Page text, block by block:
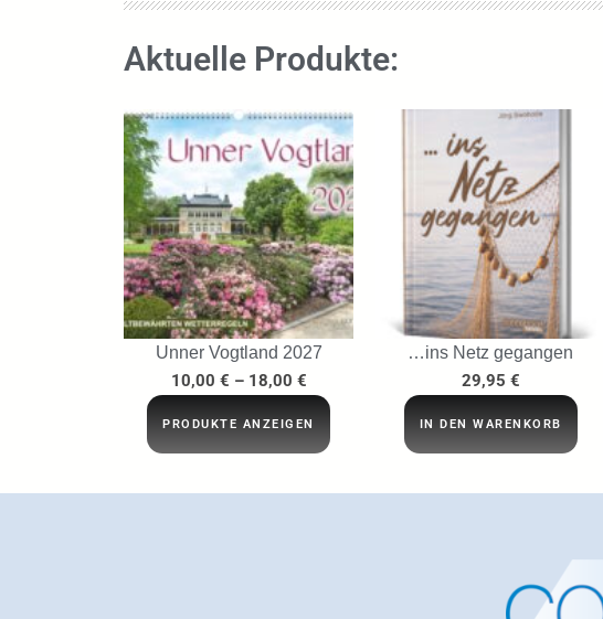
Aktuelle Produkte:
Unner Vogtland 2027
10,00 € – 18,00 €
PRODUKTE ANZEIGEN
…ins Netz gegangen
29,95 €
IN DEN WARENKORB